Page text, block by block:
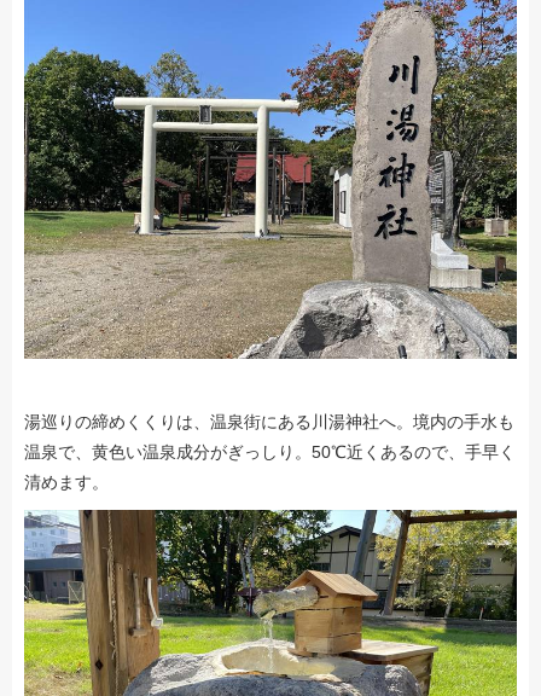
湯巡りの締めくくりは、温泉街にある川湯神社へ。境内の手水も
温泉で、黄色い温泉成分がぎっしり。50℃近くあるので、手早く
清めます。